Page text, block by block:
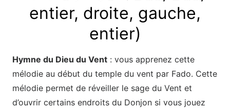
entier, droite, gauche,
entier)
Hymne du Dieu du Vent : vous apprenez cette
mélodie au début du temple du vent par Fado. Cette
mélodie permet de réveiller le sage du Vent et
d’ouvrir certains endroits du Donjon si vous jouez